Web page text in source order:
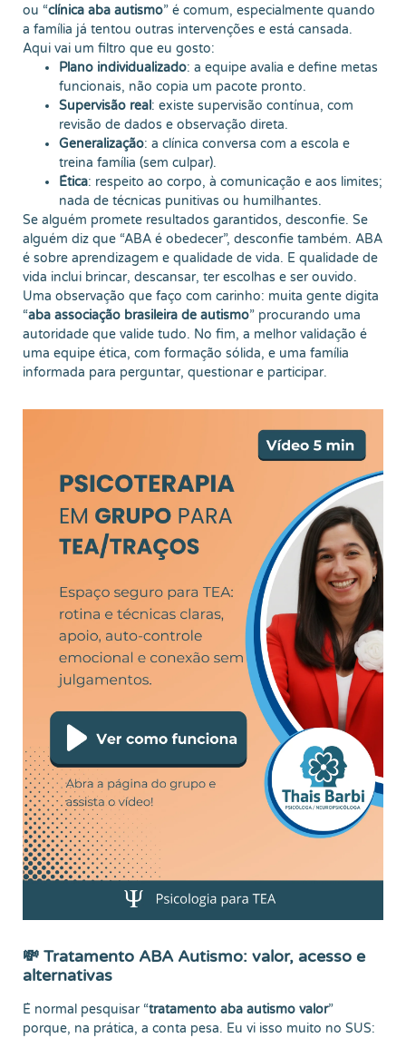
ou “clínica aba autismo” é comum, especialmente quando
a família já tentou outras intervenções e está cansada.
Aqui vai um filtro que eu gosto:
Plano individualizado: a equipe avalia e define metas
funcionais, não copia um pacote pronto.
Supervisão real: existe supervisão contínua, com
revisão de dados e observação direta.
Generalização: a clínica conversa com a escola e
treina família (sem culpar).
Ética: respeito ao corpo, à comunicação e aos limites;
nada de técnicas punitivas ou humilhantes.
Se alguém promete resultados garantidos, desconfie. Se
alguém diz que “ABA é obedecer”, desconfie também. ABA
é sobre aprendizagem e qualidade de vida. E qualidade de
vida inclui brincar, descansar, ter escolhas e ser ouvido.
Uma observação que faço com carinho: muita gente digita
“aba associação brasileira de autismo” procurando uma
autoridade que valide tudo. No fim, a melhor validação é
uma equipe ética, com formação sólida, e uma família
informada para perguntar, questionar e participar.
💸 Tratamento ABA Autismo: valor, acesso e
alternativas
É normal pesquisar “tratamento aba autismo valor”
porque, na prática, a conta pesa. Eu vi isso muito no SUS: